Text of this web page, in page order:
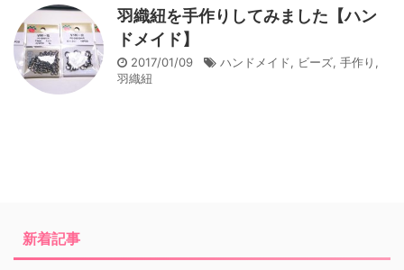
羽織紐を手作りしてみました【ハン
ドメイド】
2017/01/09 ハンドメイド, ビーズ, 手作り ,
羽織紐
新着記事